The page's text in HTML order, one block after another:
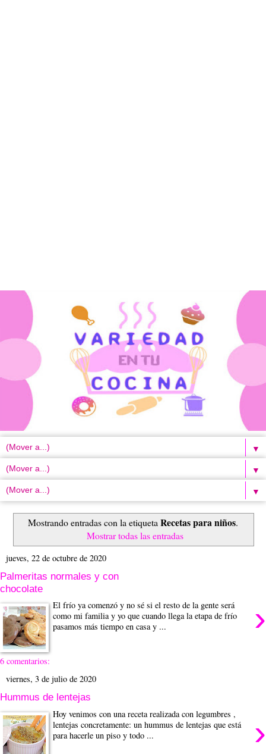
▼
▼
▼
Mostrando entradas con la etiqueta Recetas para niños.
Mostrar todas las entradas
jueves, 22 de octubre de 2020
Palmeritas normales y con
chocolate
›
El frío ya comenzó y no sé si el resto de la gente será
como mi familia y yo que cuando llega la etapa de frío
pasamos más tiempo en casa y ...
6 comentarios:
viernes, 3 de julio de 2020
Hummus de lentejas
›
Hoy venimos con una receta realizada con legumbres ,
lentejas concretamente: un hummus de lentejas que está
para hacerle un piso y todo ...